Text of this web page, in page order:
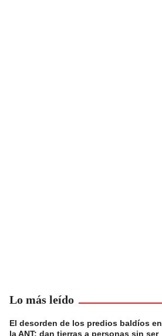
Lo más leído
El desorden de los predios baldíos en
la ANT: dan tierras a personas sin ser